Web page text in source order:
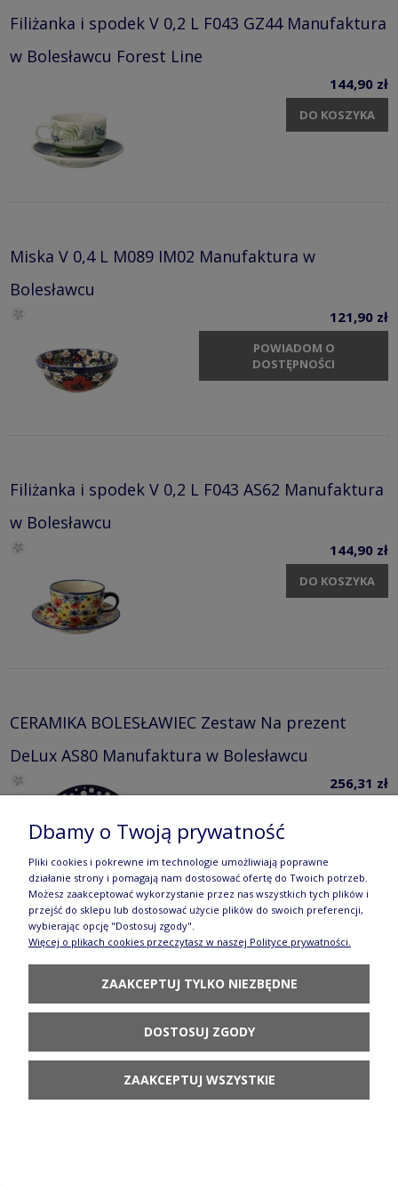
Filiżanka i spodek V 0,2 L F043 GZ44 Manufaktura
w Bolesławcu Forest Line
144,90 zł
DO KOSZYKA
Miska V 0,4 L M089 IM02 Manufaktura w
Bolesławcu
121,90 zł
POWIADOM O
DOSTĘPNOŚCI
Filiżanka i spodek V 0,2 L F043 AS62 Manufaktura
w Bolesławcu
144,90 zł
DO KOSZYKA
CERAMIKA BOLESŁAWIEC Zestaw Na prezent
DeLux AS80 Manufaktura w Bolesławcu
256,31 zł
Najniższa cena z 30 dni przed obniżką:
DO KOSZYKA
w Bolesławcu
DO KOSZYKA
Dbamy o Twoją prywatność
Pliki cookies i pokrewne im technologie umożliwiają poprawne
działanie strony i pomagają nam dostosować ofertę do Twoich potrzeb.
Możesz zaakceptować wykorzystanie przez nas wszystkich tych plików i
przejść do sklepu lub dostosować użycie plików do swoich preferencji,
wybierając opcję "Dostosuj zgody".
Więcej o plikach cookies przeczytasz w naszej Polityce prywatności.
ZAAKCEPTUJ TYLKO NIEZBĘDNE
DOSTOSUJ ZGODY
ZAAKCEPTUJ WSZYSTKIE